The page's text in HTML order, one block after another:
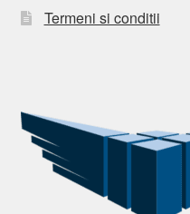
Termeni si conditii